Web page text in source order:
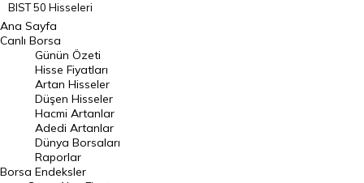
BIST 50 Hisseleri
BIST 100 Hisseleri
En Çok Artan Hisseler
En Çok Düşen Hisseler
Hacmi Artanlar
Geçmiş Kapanışlar
Dünya Borsaları
Ana Sayfa
Canlı Borsa
Borsa
Günün Özeti
Hisse Fiyatları
Artan Hisseler
Düşen Hisseler
Hacmi Artanlar
Adedi Artanlar
Dünya Borsaları
Raporlar
Endeksler